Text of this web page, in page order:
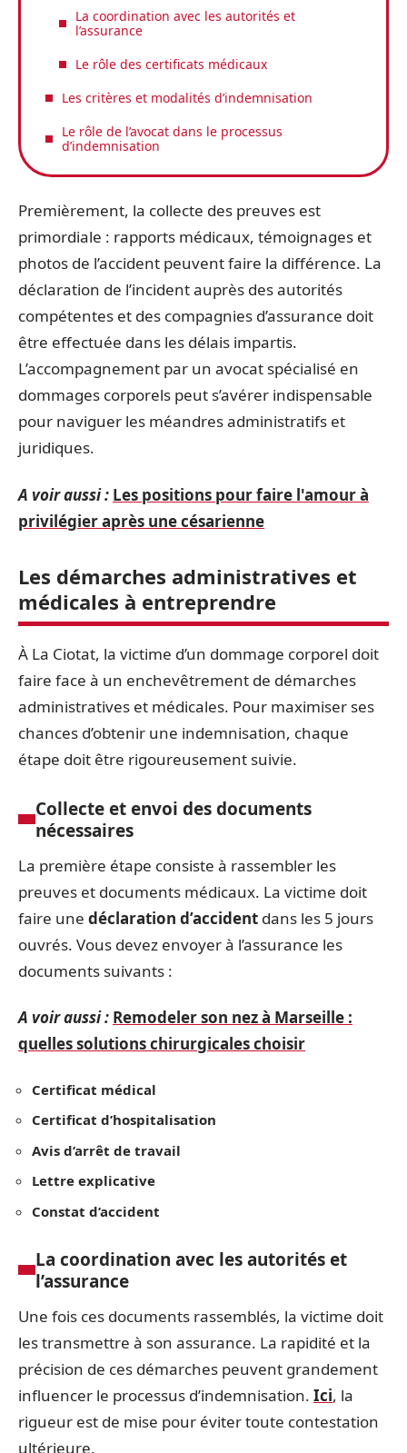
La coordination avec les autorités et
l’assurance
Le rôle des certificats médicaux
Les critères et modalités d’indemnisation
Le rôle de l’avocat dans le processus
d’indemnisation
Premièrement, la collecte des preuves est
primordiale : rapports médicaux, témoignages et
photos de l’accident peuvent faire la différence. La
déclaration de l’incident auprès des autorités
compétentes et des compagnies d’assurance doit
être effectuée dans les délais impartis.
L’accompagnement par un avocat spécialisé en
dommages corporels peut s’avérer indispensable
pour naviguer les méandres administratifs et
juridiques.
A voir aussi : Les positions pour faire l'amour à
privilégier après une césarienne
Les démarches administratives et
médicales à entreprendre
À La Ciotat, la victime d’un dommage corporel doit
faire face à un enchevêtrement de démarches
administratives et médicales. Pour maximiser ses
chances d’obtenir une indemnisation, chaque
étape doit être rigoureusement suivie.
Collecte et envoi des documents
nécessaires
La première étape consiste à rassembler les
preuves et documents médicaux. La victime doit
faire une déclaration d’accident dans les 5 jours
ouvrés. Vous devez envoyer à l’assurance les
documents suivants :
A voir aussi : Remodeler son nez à Marseille :
quelles solutions chirurgicales choisir
Certificat médical
Certificat d’hospitalisation
Avis d’arrêt de travail
Lettre explicative
Constat d’accident
La coordination avec les autorités et
l’assurance
Une fois ces documents rassemblés, la victime doit
les transmettre à son assurance. La rapidité et la
précision de ces démarches peuvent grandement
influencer le processus d’indemnisation. Ici, la
rigueur est de mise pour éviter toute contestation
ultérieure.